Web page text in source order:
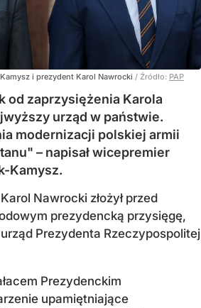
i prezydent Karol Nawrocki / Źródło: PAP
od zaprzysiężenia Karola
urząd w państwie.
modernizacji polskiej armii
– napisał wicepremier
Kamysz.
Nawrocki złożył przed
prezydencką przysięgę,
Prezydenta Rzeczypospolitej
Prezydenckim
upamiętniające